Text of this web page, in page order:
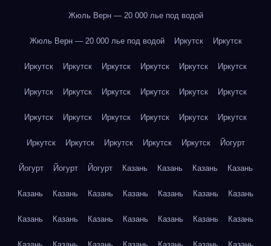
Жюль Верн — 20 000 лье под водой
Жюль Верн — 20 000 лье под водой Иркутск Иркутск
Иркутск Иркутск Иркутск Иркутск Иркутск Иркутск
Иркутск Иркутск Иркутск Иркутск Иркутск Иркутск
Иркутск Иркутск Иркутск Иркутск Иркутск Иркутск
Иркутск Иркутск Иркутск Иркутск Иркутск Йогурт
Йогурт Йогурт Йогурт Казань Казань Казань Казань
Казань Казань Казань Казань Казань Казань Казань
Казань Казань Казань Казань Казань Казань Казань